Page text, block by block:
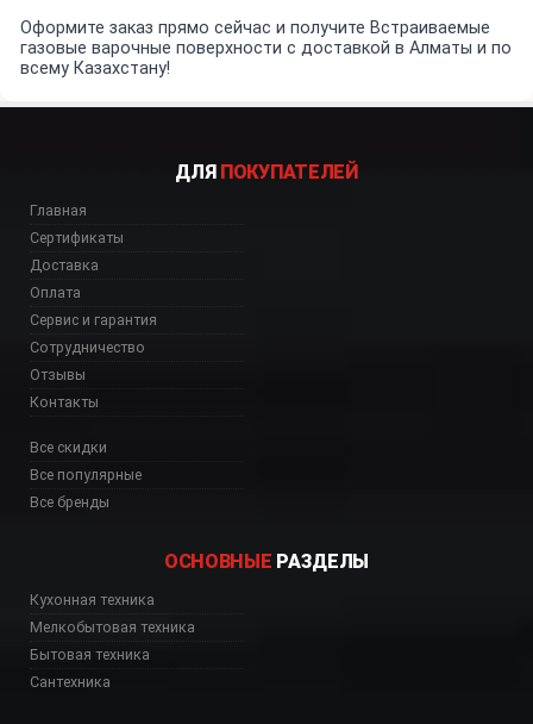
Оформите заказ прямо сейчас и получите Встраиваемые
газовые варочные поверхности с доставкой в Алматы и по
всему Казахстану!
ДЛЯ ПОКУПАТЕЛЕЙ
Главная
Сертификаты
Доставка
Оплата
Сервис и гарантия
Сотрудничество
Отзывы
Контакты
Все скидки
Все популярные
Все бренды
ОСНОВНЫЕ РАЗДЕЛЫ
Кухонная техника
Мелкобытовая техника
Бытовая техника
Сантехника